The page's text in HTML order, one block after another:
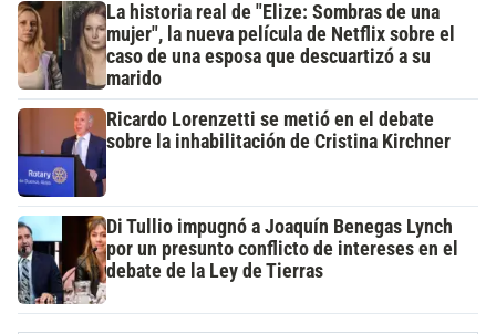
La historia real de "Elize: Sombras de una
mujer", la nueva película de Netflix sobre el
caso de una esposa que descuartizó a su
marido
Ricardo Lorenzetti se metió en el debate
sobre la inhabilitación de Cristina Kirchner
Di Tullio impugnó a Joaquín Benegas Lynch
por un presunto conflicto de intereses en el
debate de la Ley de Tierras